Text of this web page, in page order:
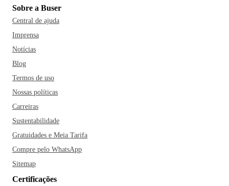
uma dica de ouro.
provar as deliciosas comidas típicas da região como, por
barracas no Rio Vermelho ou então provar o Acarajé de
Cira, eleito por várias vezes o melhor de Salvador. Outras
comidas típicas e indispensáveis são a moqueca baiana, o
doce de mamão verde, o vatapá e o bobó de camarão; vale a
pena visitar os restaurantes Bogary, Confraria das Ostras e
Sorria, você está na Bahia!
Sobre a Buser
Central de ajuda
Imprensa
Notícias
Blog
Termos de uso
Nossas políticas
Carreiras
Sustentabilidade
Gratuidades e Meia Tarifa
Compre pelo WhatsApp
Sitemap
Certificações